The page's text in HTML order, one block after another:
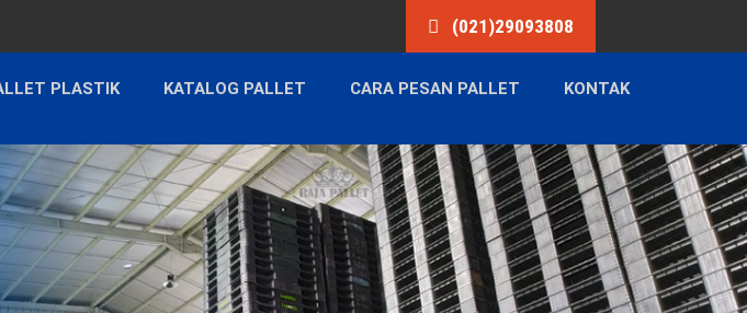
(021)29093808
PLASTIK KATALOG PALLET CARA PESAN PALLET KONTAK